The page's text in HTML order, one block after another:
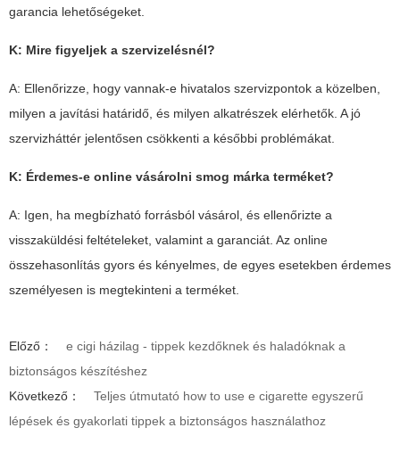
garancia lehetőségeket.
K: Mire figyeljek a szervizelésnél?
A: Ellenőrizze, hogy vannak-e hivatalos szervizpontok a közelben,
milyen a javítási határidő, és milyen alkatrészek elérhetők. A jó
szervizháttér jelentősen csökkenti a későbbi problémákat.
K: Érdemes-e online vásárolni smog márka terméket?
A: Igen, ha megbízható forrásból vásárol, és ellenőrizte a
visszaküldési feltételeket, valamint a garanciát. Az online
összehasonlítás gyors és kényelmes, de egyes esetekben érdemes
személyesen is megtekinteni a terméket.
Előző：
e cigi házilag - tippek kezdőknek és haladóknak a
biztonságos készítéshez
Következő：
Teljes útmutató how to use e cigarette egyszerű
lépések és gyakorlati tippek a biztonságos használathoz